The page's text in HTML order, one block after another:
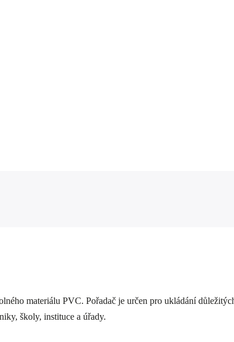
materiálu PVC. Pořadač je určen pro ukládání
školy, instituce a úřady.